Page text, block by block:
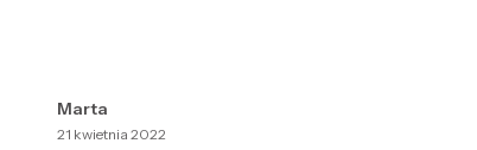
Marta
21 kwietnia 2022